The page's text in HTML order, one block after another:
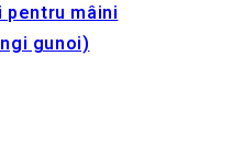
pentru mâini
gunoi)